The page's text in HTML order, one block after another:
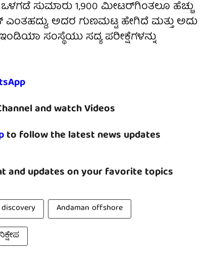
ಸುಮಾರು 1,900 ಮೀಟರ್‌ಗಿಂತಲೂ ಹೆಚ್ಚು
ಎಂತಹದ್ದು, ಅದರ ಗುಣಮಟ್ಟ ಹೇಗಿದೆ ಮತ್ತು ಅದು
ಸಂಸ್ಥೆಯು ಸದ್ಯ ಪರೀಕ್ಷೆಗಳನ್ನು
and watch Videos
to follow the latest news updates
and updates on your favorite topics
Andaman offshore